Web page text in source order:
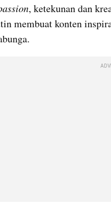
, ketekunan dan
membuat konten